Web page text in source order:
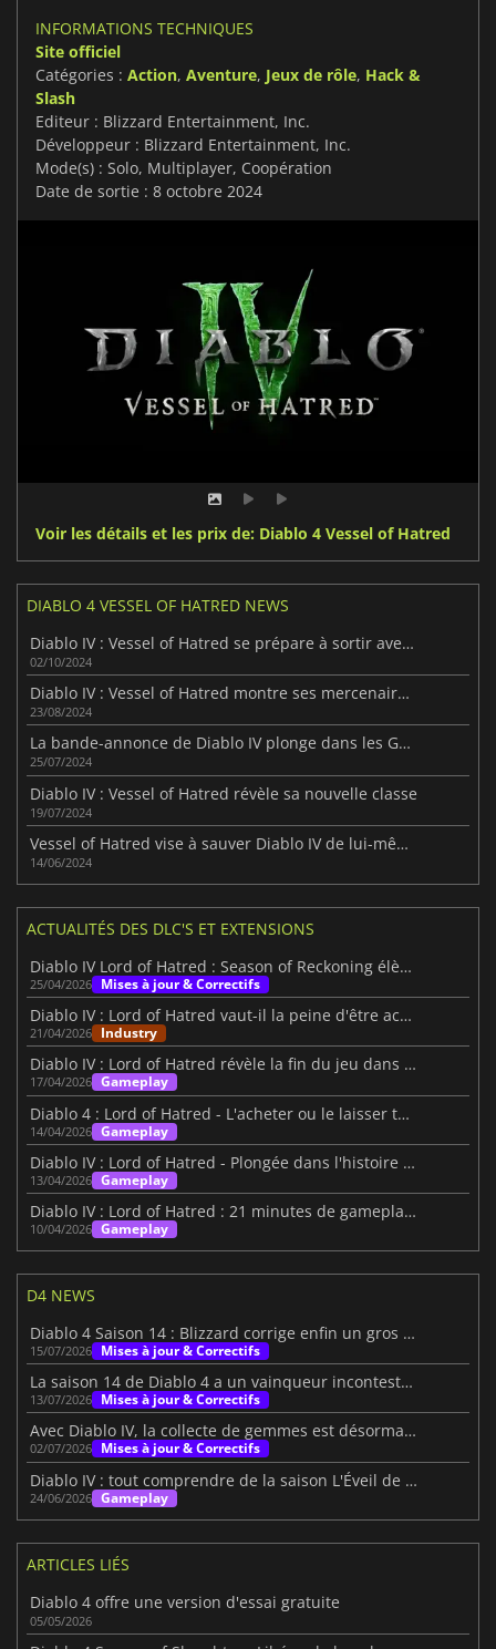
INFORMATIONS TECHNIQUES
Site officiel
Catégories : Action, Aventure, Jeux de rôle, Hack &
Slash
Editeur : Blizzard Entertainment, Inc.
Développeur : Blizzard Entertainment, Inc.
Mode(s) : Solo, Multiplayer, Coopération
Date de sortie : 8 octobre 2024
Voir les détails et les prix de: Diablo 4 Vessel of Hatred
DIABLO 4 VESSEL OF HATRED NEWS
Diablo IV : Vessel of Hatred se prépare à sortir avec une bande-annonce étonnante
02/10/2024
Diablo IV : Vessel of Hatred montre ses mercenaires en action
23/08/2024
La bande-annonce de Diablo IV plonge dans les Gardiens de l'Esprit de Spiritborn
25/07/2024
Diablo IV : Vessel of Hatred révèle sa nouvelle classe
19/07/2024
Vessel of Hatred vise à sauver Diablo IV de lui-même
14/06/2024
ACTUALITÉS DES DLC'S ET EXTENSIONS
Diablo IV Lord of Hatred : Season of Reckoning élève l'expérience
25/04/2026 Mises à jour & Correctifs
Diablo IV : Lord of Hatred vaut-il la peine d'être acheté après la critique d'IGN ?
21/04/2026 Industry
Diablo IV : Lord of Hatred révèle la fin du jeu dans une nouvelle vidéo IGN First
17/04/2026 Gameplay
Diablo 4 : Lord of Hatred - L'acheter ou le laisser tomber ?
14/04/2026 Gameplay
Diablo IV : Lord of Hatred - Plongée dans l'histoire intérieure
13/04/2026 Gameplay
Diablo IV : Lord of Hatred : 21 minutes de gameplay à Skovos
10/04/2026 Gameplay
D4 NEWS
Diablo 4 Saison 14 : Blizzard corrige enfin un gros problème
15/07/2026 Mises à jour & Correctifs
La saison 14 de Diablo 4 a un vainqueur incontestable : le voleur
13/07/2026 Mises à jour & Correctifs
Avec Diablo IV, la collecte de gemmes est désormais bien moins pénible
02/07/2026 Mises à jour & Correctifs
Diablo IV : tout comprendre de la saison L'Éveil de la mort
24/06/2026 Gameplay
ARTICLES LIÉS
Diablo 4 offre une version d'essai gratuite
05/05/2026